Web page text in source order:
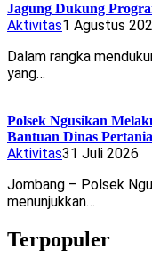
Jagung Dukung
Aktivitas1 Agustus
Dalam rangka
yang…
Polsek Ngusikan
Bantuan Dinas
Aktivitas31 Juli 2026
Jombang – Polsek
menunjukkan…
Terpopuler